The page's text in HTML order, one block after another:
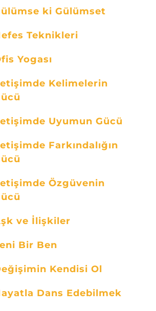
ki Gülümset
Teknikleri
Yogası
Kelimelerin
Uyumun Gücü
Farkındalığın
Özgüvenin
ve İlişkiler
Bir Ben
Kendisi Ol
Dans Edebilmek